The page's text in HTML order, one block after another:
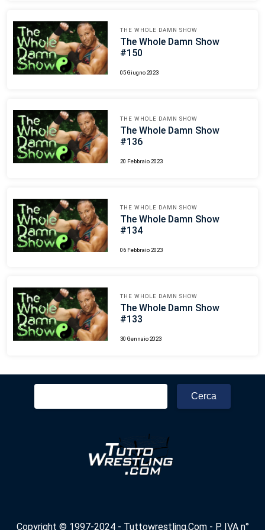
THE WHOLE DAMN SHOW
The Whole Damn Show
#150
05 Giugno 2023
THE WHOLE DAMN SHOW
The Whole Damn Show
#136
20 Febbraio 2023
THE WHOLE DAMN SHOW
The Whole Damn Show
#134
06 Febbraio 2023
THE WHOLE DAMN SHOW
The Whole Damn Show
#133
30 Gennaio 2023
Ricerca
Copyright © 1997-2024 - Tuttowrestling.Com - P. IVA n°